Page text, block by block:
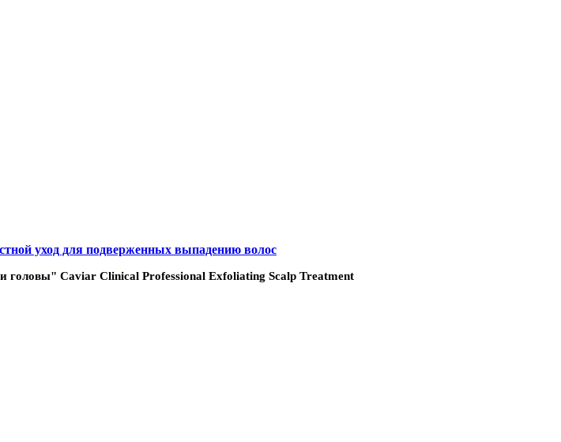
уход для подверженных выпадению волос
Caviar Clinical Professional Exfoliating Scalp Treatment